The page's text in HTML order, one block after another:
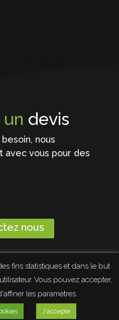
un devis
nous
avec vous pour des
nous
de confidentialité
VERTS
fins statistiques et dans le but
Vous pouvez accepter,
les paramètres
J'accepte